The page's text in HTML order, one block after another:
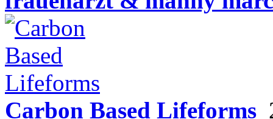
Carbon Based Lifeforms